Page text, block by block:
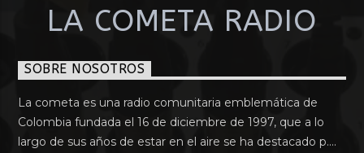
LA COMETA RADIO
SOBRE NOSOTROS
La cometa es una radio comunitaria emblemática de
Colombia fundada el 16 de diciembre de 1997, que a lo
largo de sus años de estar en el aire se ha destacado p....